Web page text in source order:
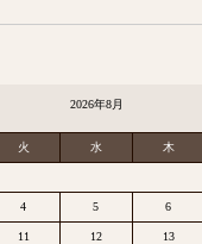
2026年8月
火 水 木
4 5 6
11 12 13